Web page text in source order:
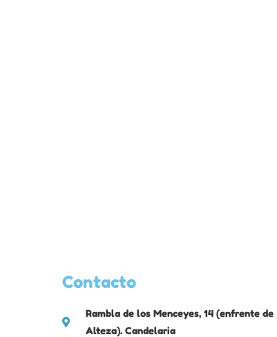
Contacto
Rambla de los Menceyes, 14 (enfrente de
Alteza). Candelaria